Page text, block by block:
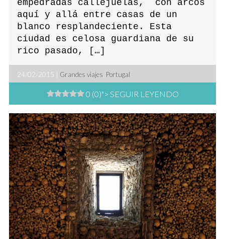
empedradas callejuelas, con arcos
aquí y allá entre casas de un
blanco resplandeciente. Esta
ciudad es celosa guardiana de su
rico pasado, […]
24/02/2015 | Grandes viajes Portugal
0 (0)"> SEGUIR LEYENDO